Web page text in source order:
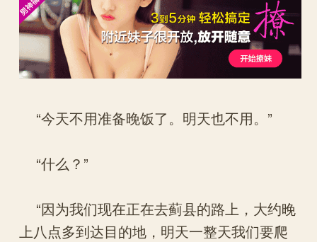
“今天不用准备晚饭了。明天也不用。”
“什么？”
“因为我们现在正在去蓟县的路上，大约晚
上八点多到达目的地，明天一整天我们要爬